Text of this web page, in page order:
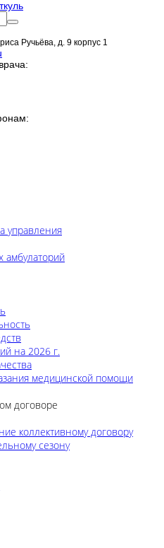
Ручьёва, д. 9 корпус 1
управления
на 2026 г.
медицинской помощи
договоре
коллективному договору
сезону